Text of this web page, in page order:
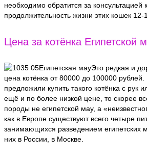
необходимо обратится за консультацией
продолжительность жизни этих кошек 12-
Цена за котёнка Египетской
Это редкая и
цена котёнка от 80000 до 100000
предложили купить такого котёнка с рук
ещё и по более низкой цене, то скорее
породы не египетской мау, а
как в Европе существуют всего четыре
занимающихся разведением египетских
них в России, в Москве.